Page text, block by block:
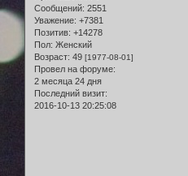
Сообщений: 2551
Уважение: +7381
Позитив: +14278
Пол: Женский
Возраст: 49 [1977-08-01]
Провел на форуме:
2 месяца 24 дня
Последний визит:
2016-10-13 20:25:08